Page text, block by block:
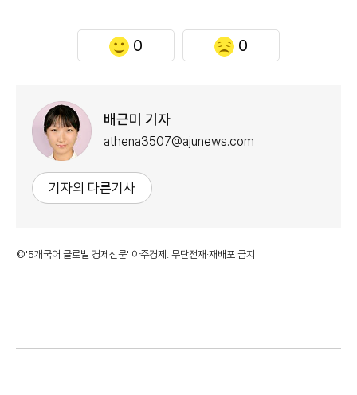
0 0
배근미 기자
athena3507@ajunews.com
기자의 다른기사
©'5개국어 글로벌 경제신문' 아주경제. 무단전재·재배포 금지